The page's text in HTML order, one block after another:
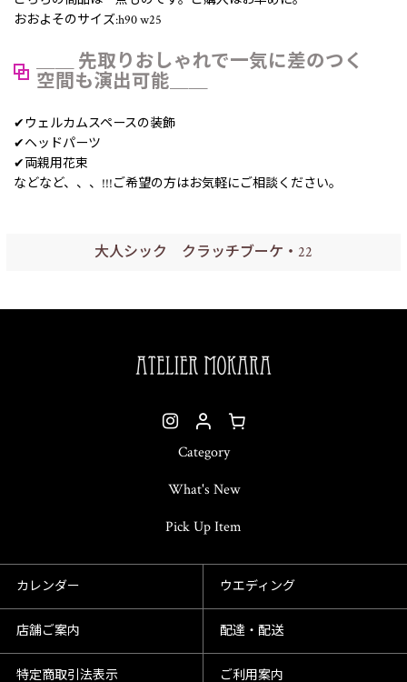
大人シック クラッチブーケ・22
おおよそのサイズ:h90 w25
＿＿ 先取りおしゃれで一気に差のつく
空間も演出可能＿＿
✔︎ウェルカムスペースの装飾
✔︎ヘッドパーツ
✔︎両親用花束
などなど、、、!!!ご希望の方はお気軽にご相談ください。
Category
What's New
Pick Up Item
カレンダー ウエディング
店舗ご案内 配達・配送
特定商取引法表示 ご利用案内